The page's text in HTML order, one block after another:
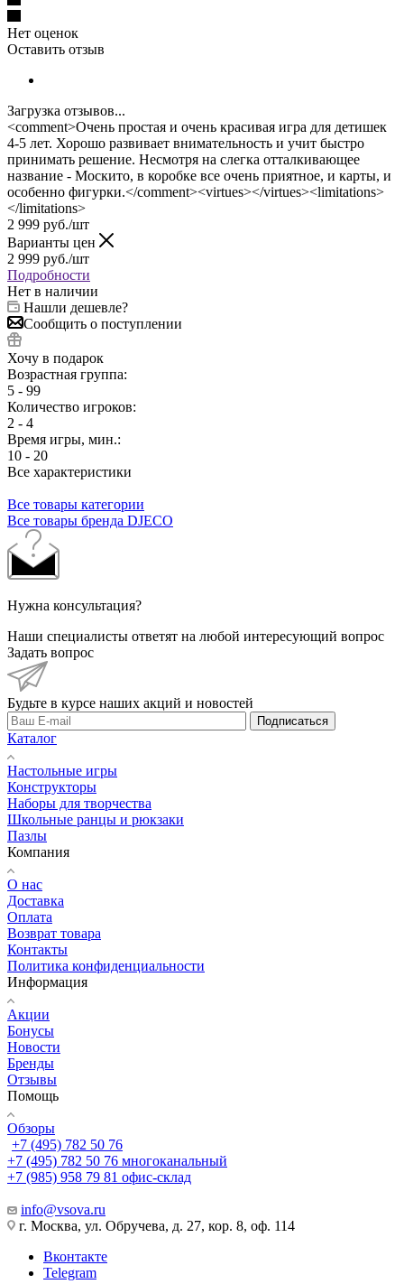
Нет оценок
Оставить отзыв
Загрузка отзывов...
<comment>Очень простая и очень красивая игра для детишек
4-5 лет. Хорошо развивает внимательность и учит быстро
принимать решение. Несмотря на слегка отталкивающее
название - Москито, в коробке все очень приятное, и карты, и
особенно фигурки.</comment><virtues></virtues><limitations>
</limitations>
2 999 руб./шт
Варианты цен
2 999 руб./шт
Подробности
Нет в наличии
Нашли дешевле?
Сообщить о поступлении
Хочу в подарок
Возрастная группа:
5 - 99
Количество игроков:
2 - 4
Время игры, мин.:
10 - 20
Все характеристики
Все товары категории
Все товары бренда DJECO
Нужна консультация?
Наши специалисты ответят на любой интересующий вопрос
Задать вопрос
Будьте в курсе наших акций и новостей
Подписаться
Каталог
Настольные игры
Конструкторы
Наборы для творчества
Школьные ранцы и рюкзаки
Пазлы
Компания
О нас
Доставка
Оплата
Возврат товара
Контакты
Политика конфиденциальности
Информация
Акции
Бонусы
Новости
Бренды
Отзывы
Помощь
Обзоры
+7 (495) 782 50 76
+7 (495) 782 50 76 многоканальный
+7 (985) 958 79 81 офис-склад
info@vsova.ru
г. Москва, ул. Обручева, д. 27, кор. 8, оф. 114
Вконтакте
Telegram